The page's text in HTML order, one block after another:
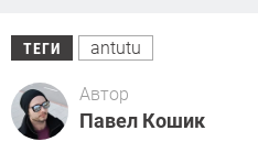
ТЕГИ antutu
Автор
Павел Кошик